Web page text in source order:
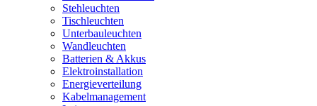
Stehleuchten
Tischleuchten
Unterbauleuchten
Wandleuchten
Batterien & Akkus
Elektroinstallation
Energieverteilung
Kabelmanagement